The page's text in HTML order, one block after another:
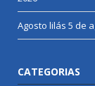
Agosto lilás 5 de
CATEGORIAS